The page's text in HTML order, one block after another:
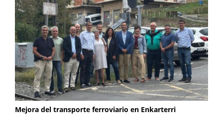
Mejora del transporte ferroviario en Enkarterri